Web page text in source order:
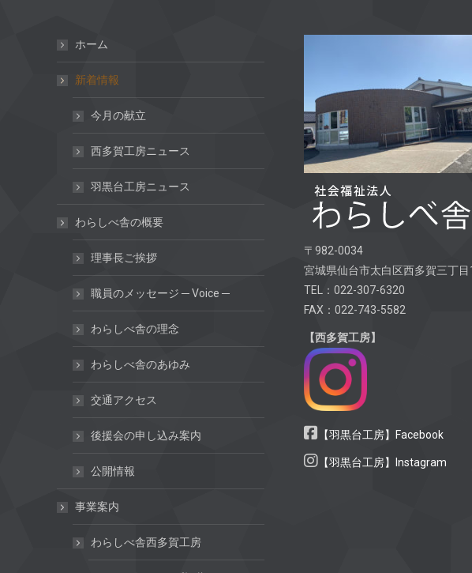
ホーム
新着情報
今月の献立
西多賀工房ニュース
羽黒台工房ニュース
わらしべ舎の概要
理事長ご挨拶
職員のメッセージ ─ Voice ─
わらしべ舎の理念
わらしべ舎のあゆみ
交通アクセス
後援会の申し込み案内
公開情報
事業案内
わらしべ舎西多賀工房
〒982-0034
宮城県仙台市太白区西多賀三丁目
TEL：022-307-6320
FAX：022-743-5582
【西多賀工房】
【羽黒台工房】Facebook
【羽黒台工房】Instagram